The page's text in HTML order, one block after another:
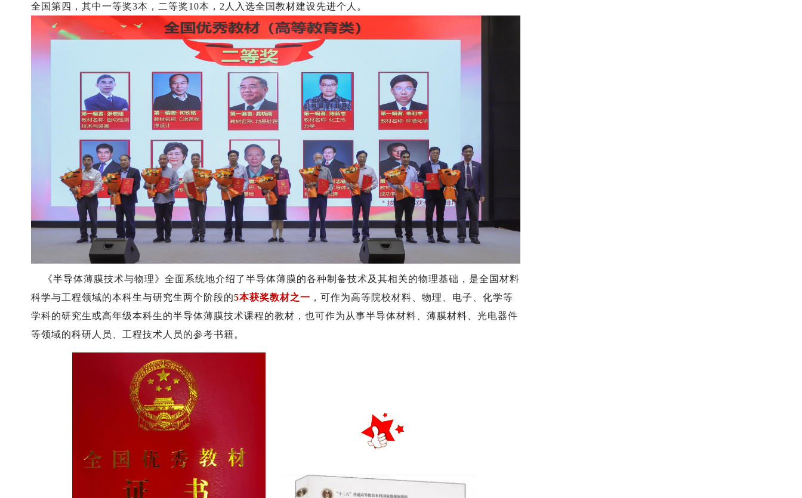
全国第四，其中一等奖3本，二等奖10本，2人入选全国教材建设先进个人。
《半导体薄膜技术与物理》全面系统地介绍了半导体薄膜的各种制备技术及其相关的物理基础， 是全国材料
科学与工程领域的本科生与研究生两个阶段的5本获奖教材之一 ， 可作为高等院校材料、物理、电子、化学等
学科的研究生或高年级本科生的半导体薄膜技术课程的教材，也可作为从事半导体材料、薄膜材料、光电器件
等领域的科研人员、工程技术人员的参考书籍。